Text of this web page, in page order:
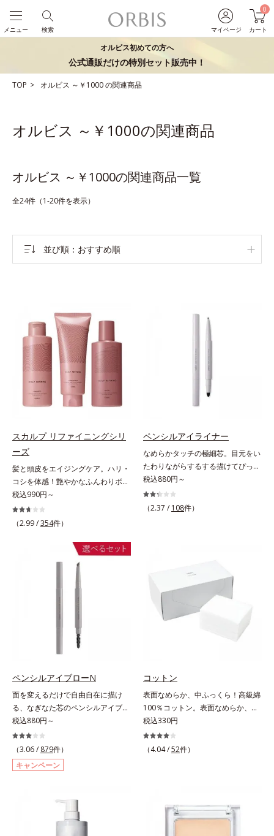
マイページ
0
カート
検索
メニュー
オルビス初めての方へ
公式通販だけの特別セット販売中！
TOP オルビス ～￥1000の関連商品
オルビス ～￥1000の関連商品
オルビス ～￥1000の関連商品一覧
全24件（1-20件を表示）
並び順 おすすめ順
スカルプ リファイニングシリ
ーズ
髪と頭皮をエイジングケア。ハリ・
コシを体感！艶やかなふんわりボリ
ューム美髪へ。「抜け毛が目立つ」
「ボリュームがない」「ハリ・コシ
がない」という年齢による3大髪悩
シリーズを！髪と地肌をエイジング
ケア(*1)する、オルビスの頭皮ケア
シリーズです。地肌と髪をすこやか
と、うるおったツヤ髪に導く「ブレ
美髪へ導きます。翌朝の手ぐしで納
得できる、褒められ髪をご体感くだ
こと *2 保湿成分
税込990円～
（2.99 /354件）
ペンシルアイライナー
なめらかタッチの極細芯。目元をい
たわりながらするする描けてぴった
り密着。するする描けてぴったり密
着。なめらかタッチの極細芯アイラ
イナーです。繊細な目のキワにも優
つ毛の間を埋めるようにぼかせば、
ぱっちりと際立つナチュラルな目元
が完成します。汗や涙、皮脂にも強
く、美しい仕上がりを長時間キー
プ。目元ケア成分(*)で目元の負担も
税込880円～
（2.37 / 108件）
ペンシルアイブローN
面を変えるだけで自由自在に描け
る、なぎなた芯のペンシルアイブロ
ー。角度を変えるだけで自由自在に
描けるペンシルアイブローです。な
ぎなた芯だから、接地面を変えるだ
けで太い線から細い線まで、テクニ
ックいらずで簡単に。スムースライ
軽やかに描けます。ペンシルの後ろ
にはスクリューブラシが付いている
ので、毛流れを整えたり、色をなじ
税込880円～
（3.06 / 879件）
キャンペーン
コットン
表面なめらか、中ふっくら！高級綿
100％コットン。表面なめらか、中
ふっくら！ 高級綿100%のコットン
です。肌触りのなめらかさと、ふっ
くらとしたクッション性の高さを実
税込330円
（4.04 /52件）